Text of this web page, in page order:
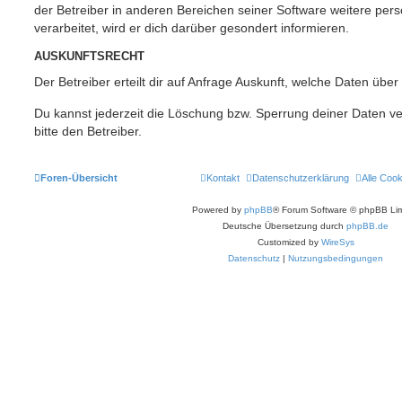
der Betreiber in anderen Bereichen seiner Software weitere
verarbeitet, wird er dich darüber gesondert informieren.
AUSKUNFTSRECHT
Der Betreiber erteilt dir auf Anfrage Auskunft, welche Daten
Du kannst jederzeit die Löschung bzw. Sperrung deiner Daten
bitte den Betreiber.
Foren-Übersicht Alle
Datenschutzerklärung
Kontakt
Powered by phpBB® Forum Software © phpBB
Deutsche Übersetzung durch phpBB.de
Customized by WireSys
Datenschutz | Nutzungsbedingungen